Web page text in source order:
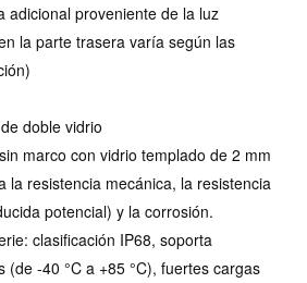
adicional proveniente de la luz
la parte trasera varía según las
doble vidrio
marco con vidrio templado de 2 mm
la resistencia mecánica, la resistencia
potencial) y la corrosión.
clasificación IP68, soporta
(de -40 °C a +85 °C), fuertes cargas